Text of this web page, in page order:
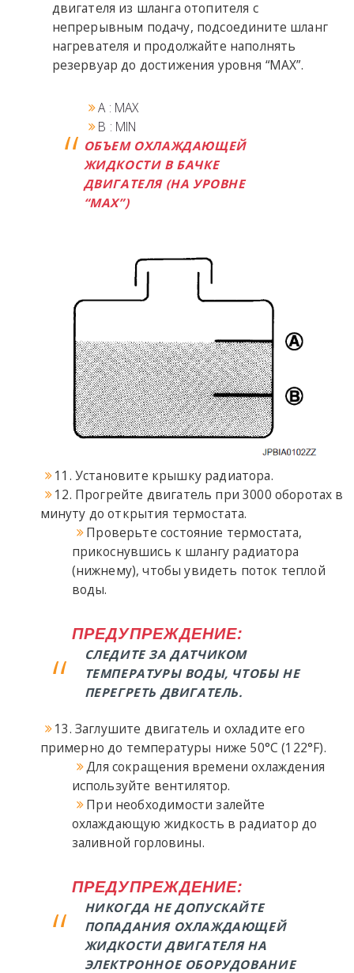
двигателя из шланга отопителя с
непрерывным подачу, подсоедините шланг
нагревателя и продолжайте наполнять
резервуар до достижения уровня “MAX”.
A : MAX
B : MIN
ОБЪЕМ ОХЛАЖДАЮЩЕЙ
ЖИДКОСТИ В БАЧКЕ
ДВИГАТЕЛЯ (НА УРОВНЕ
“MAX”)
11. Установите крышку радиатора.
12. Прогрейте двигатель при 3000 оборотах в
минуту до открытия термостата.
Проверьте состояние термостата,
прикоснувшись к шлангу радиатора
(нижнему), чтобы увидеть поток теплой
воды.
ПРЕДУПРЕЖДЕНИЕ:
СЛЕДИТЕ ЗА ДАТЧИКОМ
ТЕМПЕРАТУРЫ ВОДЫ, ЧТОБЫ НЕ
ПЕРЕГРЕТЬ ДВИГАТЕЛЬ.
13. Заглушите двигатель и охладите его
примерно до температуры ниже 50°C (122°F).
Для сокращения времени охлаждения
используйте вентилятор.
При необходимости залейте
охлаждающую жидкость в радиатор до
заливной горловины.
ПРЕДУПРЕЖДЕНИЕ:
НИКОГДА НЕ ДОПУСКАЙТЕ
ПОПАДАНИЯ ОХЛАЖДАЮЩЕЙ
ЖИДКОСТИ ДВИГАТЕЛЯ НА
ЭЛЕКТРОННОЕ ОБОРУДОВАНИЕ